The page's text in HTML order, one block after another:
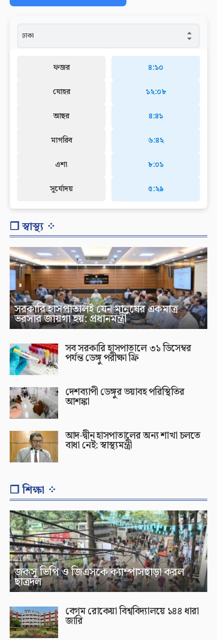
ফজর
যোহর
আছর
মাগরিব
এশা
সূর্যোদয়
৪:১০
১২:০৮
৪:৪১
৬:৪২
৮:০১
৫:২৯
❐ স্বাস্থ্য ⁘
সরকারি হাসপাতালই যেন মানুষের একমাত্র
ভরসার জায়গা হয়: প্রধানমন্ত্রী
সব সরকারি হাসপাতালে ৩১ ডিসেম্বর
পর্যন্ত ডেঙ্গু পরীক্ষা ফ্রি
দেশব্যাপী ডেঙ্গুর ভয়াবহ পরিস্থিতির
আশঙ্কা
আদ-দ্বীন হাসপাতালের অন্য শাখা চলতে
বাধা নেই: স্বাস্থ্যমন্ত্রী
❐ শিক্ষা ⁘
জকসু ভিপি ও জিএসকে ক্যাম্পাসছাড়া করল
ছাত্রদল
বেগম রোকেয়া বিশ্ববিদ্যালয়ে ১৪৪ ধারা
জারি